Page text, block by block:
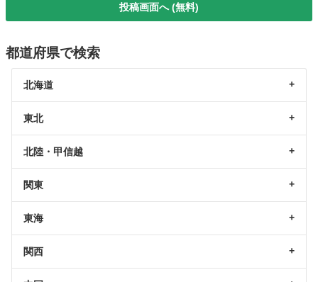
投稿画面へ (無料)
都道府県で検索
北海道
東北
北陸・甲信越
関東
東海
関西